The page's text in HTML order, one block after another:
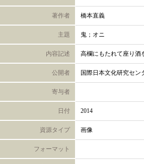
著作者 橋本直義
主題 鬼；オニ
内容記述 高欄にもたれて座り酒
公開者 国際日本文化研究セン
寄与者
日付 2014
資源タイプ 画像
フォーマット